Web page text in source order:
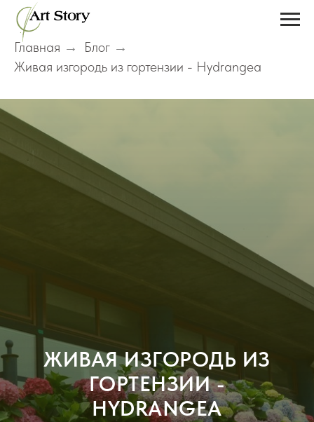
Главная → Блог →
Живая изгородь из гортензии - Hydrangea
ЖИВАЯ ИЗГОРОДЬ ИЗ
ГОРТЕНЗИИ -
HYDRANGEA